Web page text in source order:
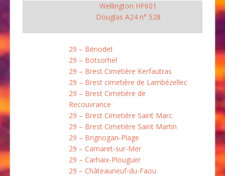
Wellington HF601
Douglas A24 n° 528
29 – Bénodet
29 – Botsorhel
29 – Brest Cimetière Kerfautras
29 – Brest cimetière de Lambézellec
29 – Brest Cimetière de
Recouvrance
29 – Brest Cimetière Saint Marc
29 – Brest Cimetière Saint Martin
29 – Brignogan-Plage
29 – Camaret-sur-Mer
29 – Carhaix-Plouguer
29 – Châteauneuf-du-Faou